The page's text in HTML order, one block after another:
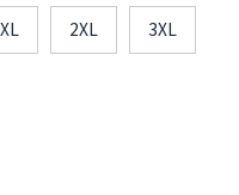
XL 2XL 3XL